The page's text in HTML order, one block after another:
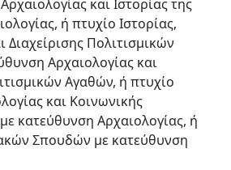
και Ιστορίας της
ή πτυχίο Ιστορίας,
Διαχείρισης Πολιτισμικών
Αρχαιολογίας και
Αγαθών, ή πτυχίο
και Κοινωνικής
κατεύθυνση Αρχαιολογίας, ή
Σπουδών με κατεύθυνση